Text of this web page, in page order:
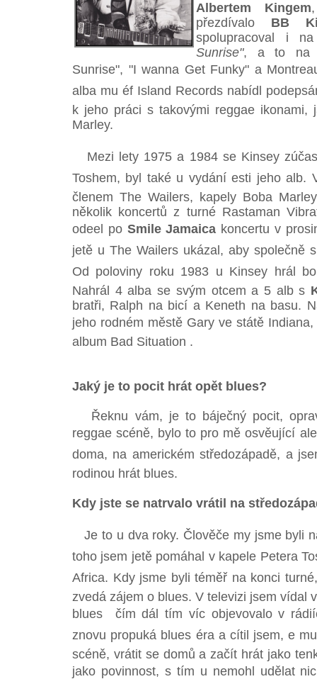
Albertem Kingem
přezdívalo BB
spolupracoval i
Sunrise", a to na
Sunrise", "I wanna Get Funky" a
alba mu éf Island Records nabídl
k jeho práci s takovými reggae ikonami,
Marley.
Mezi lety 1975 a 1984 se Kinsey
Toshem, byl také u vydání esti jeho
členem The Wailers, kapely Boba
několik koncertů z turné Rastaman
odeel po Smile Jamaica koncertu v
jetě u The Wailers ukázal, aby společně
Od poloviny roku 1983 u Kinsey hrál
Nahrál 4 alba se svým otcem a 5 alb s
bratři, Ralph na bicí a Keneth na basu.
jeho rodném městě Gary ve státě
album Bad Situation .
Jaký je to pocit hrát opět blues?
Řeknu vám, je to báječný pocit,
reggae scéně, bylo to pro mě osvěující
doma, na americkém středozápadě, a
rodinou hrát blues.
Kdy jste se natrvalo vrátil na
Je to u dva roky. Člověče my jsme byli
toho jsem jetě pomáhal v kapele Petera
Africa. Kdy jsme byli téměř na konci
zvedá zájem o blues. V televizi jsem vídal
blues čím dál tím víc objevovalo v
znovu propuká blues éra a cítil jsem, e
scéně, vrátit se domů a začít hrát jako
jako povinnost, s tím u nemohl udělat